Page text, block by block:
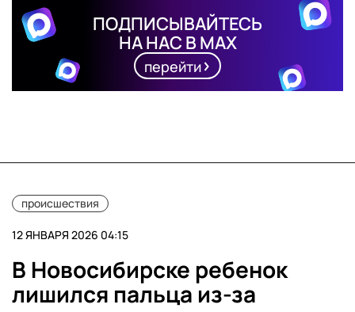
ПОДПИСЫВАЙТЕСЬ
НА НАС В MAX
перейти
происшествия
12 ЯНВАРЯ 2026 04:15
В Новосибирске ребенок
лишился пальца из-за